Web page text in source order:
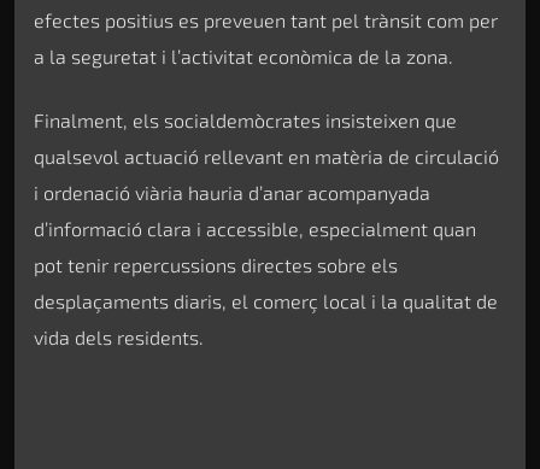
efectes positius es preveuen tant pel trànsit com per
a la seguretat i l’activitat econòmica de la zona.
Finalment, els socialdemòcrates insisteixen que
qualsevol actuació rellevant en matèria de circulació
i ordenació viària hauria d’anar acompanyada
d’informació clara i accessible, especialment quan
pot tenir repercussions directes sobre els
desplaçaments diaris, el comerç local i la qualitat de
vida dels residents.